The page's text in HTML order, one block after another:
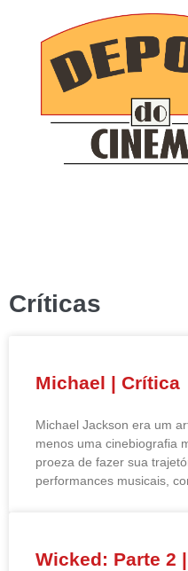
Críticas
Michael | Crítica
Michael Jackson era um
menos uma cinebiografia
proeza de fazer sua
performances musicais,
Wicked: Parte 2